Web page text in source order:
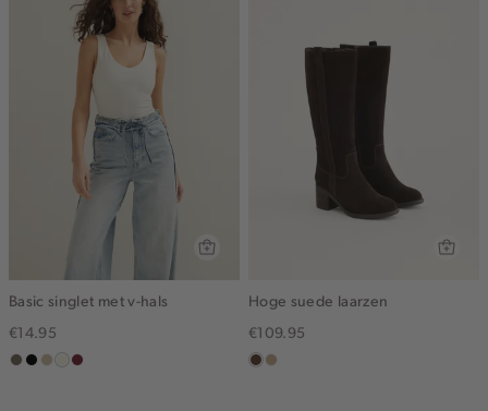
Basic singlet met v-hals
€14.95
middenbruin
zwartlichtzand
wit,bordeaux
Hoge suede laarzen
€109.95
donkerbruin
zand